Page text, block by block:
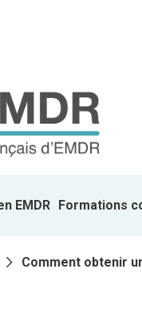
EMDR Formations
Comment obtenir